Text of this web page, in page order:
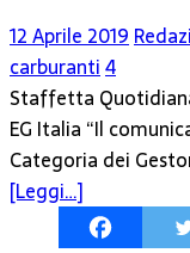
12 Aprile 2019
carburanti4
Staffetta
EG Italia “Il
Categoria dei
[Leggi…]